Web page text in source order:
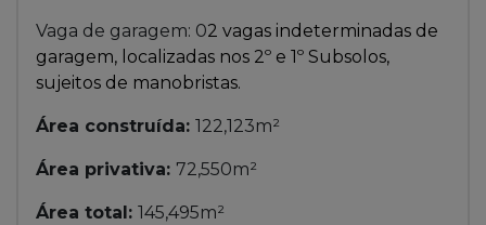
Vaga de garagem: 02 vagas indeterminadas de
garagem, localizadas nos 2º e 1º Subsolos,
sujeitos de manobristas.
Área construída: 122,123m²
Área privativa: 72,550m²
Área total: 145,495m²